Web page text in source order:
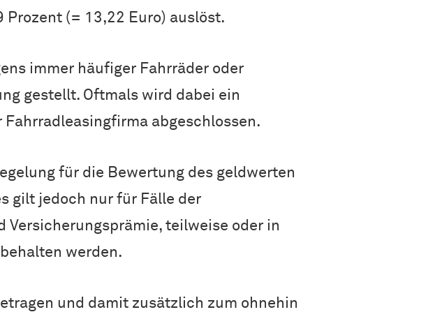
Prozent (= 13,22 Euro) auslöst.
immer häufiger Fahrräder oder
gestellt. Oftmals wird dabei ein
abgeschlossen.
für die Bewertung des geldwerten
gilt jedoch nur für Fälle der
Versicherungsprämie, teilweise oder in
werden.
und damit zusätzlich zum ohnehin